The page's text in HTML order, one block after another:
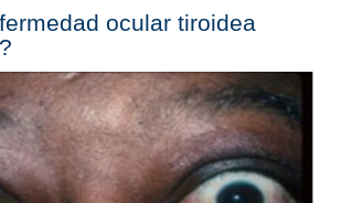
ocular tiroidea